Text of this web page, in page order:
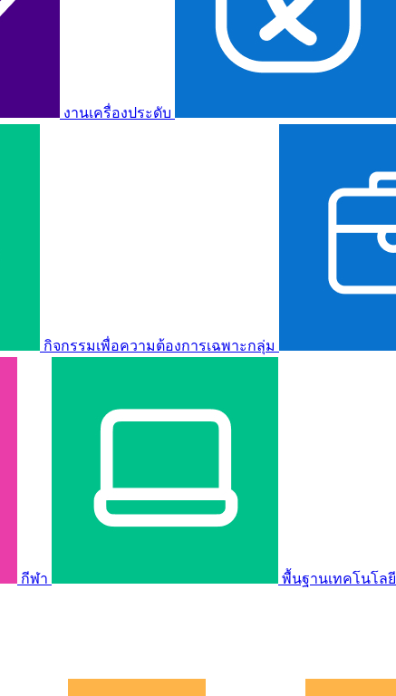
งานเครื่องประดับ
กิจกรรมเพื่อความต้องการเฉพาะกลุ่ม
กีฬา พื้นฐานเทคโนโลยี